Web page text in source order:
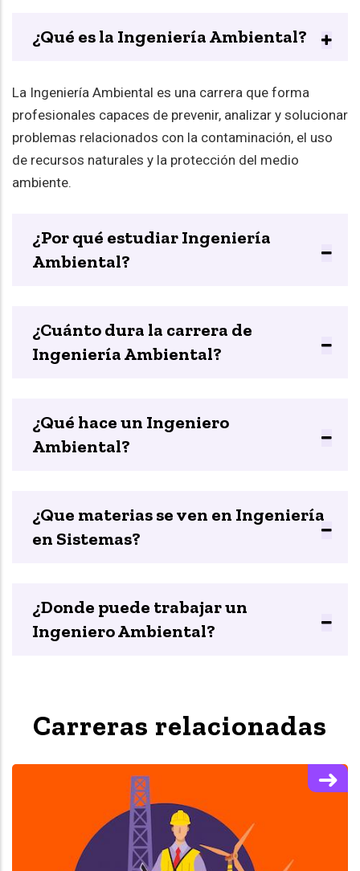
¿Qué es la Ingeniería Ambiental?
La Ingeniería Ambiental es una carrera que forma
profesionales capaces de prevenir, analizar y solucionar
problemas relacionados con la contaminación, el uso
de recursos naturales y la protección del medio
ambiente.
¿Por qué estudiar Ingeniería
Ambiental?
¿Cuánto dura la carrera de
Ingeniería Ambiental?
¿Qué hace un Ingeniero
Ambiental?
¿Que materias se ven en Ingeniería
en Sistemas?
¿Donde puede trabajar un
Ingeniero Ambiental?
Carreras relacionadas